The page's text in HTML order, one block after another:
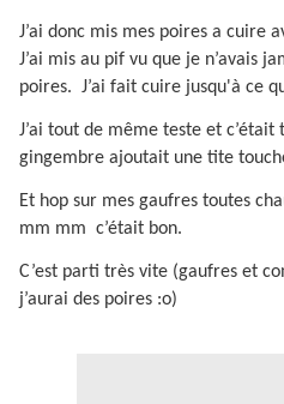
J’ai donc mis mes poires a cuire
J’ai mis au pif vu que je n’avais
poires. J’ai fait cuire jusqu'à ce
J’ai tout de même teste et
gingembre ajoutait une tite
Et hop sur mes gaufres toutes
mm mm c’était bon.
C’est parti très vite (gaufres et
j’aurai des poires :o)